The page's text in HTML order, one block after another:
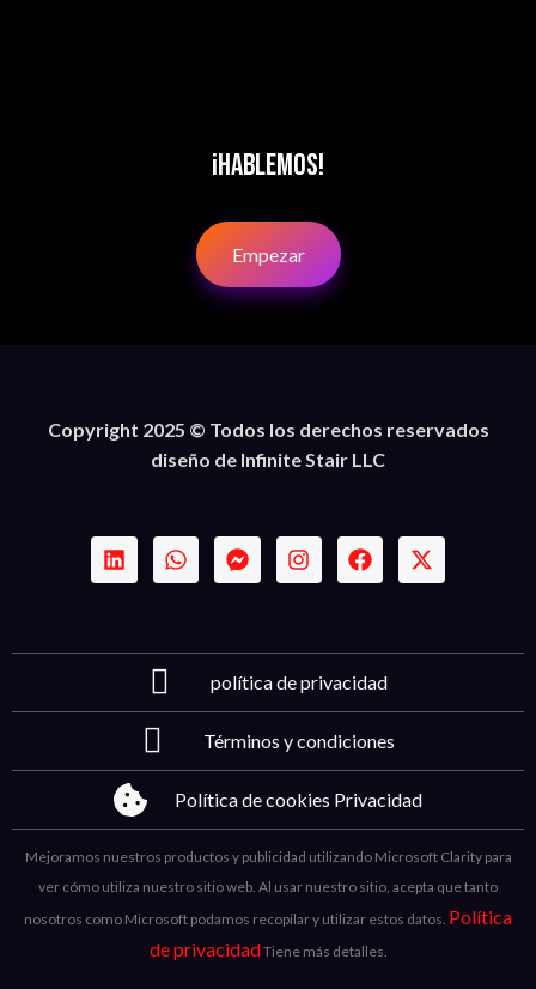
¡Hablemos!
Empezar
Copyright 2025 © Todos los derechos reservados
diseño de Infinite Stair LLC
política de privacidad
Términos y condiciones
Política de cookies Privacidad
Mejoramos nuestros productos y publicidad utilizando Microsoft Clarity para
ver cómo utiliza nuestro sitio web. Al usar nuestro sitio, acepta que tanto
nosotros como Microsoft podamos recopilar y utilizar estos datos. Política
de privacidadTiene más detalles.